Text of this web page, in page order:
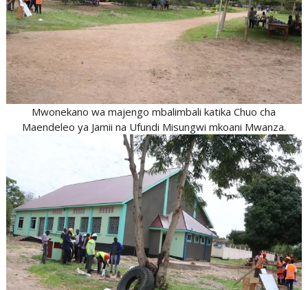
Mwonekano wa majengo mbalimbali katika Chuo cha
Maendeleo ya Jamii na Ufundi Misungwi mkoani Mwanza.